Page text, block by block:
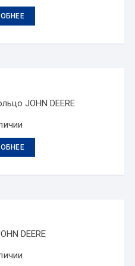
JOHN DEERE
DEERE